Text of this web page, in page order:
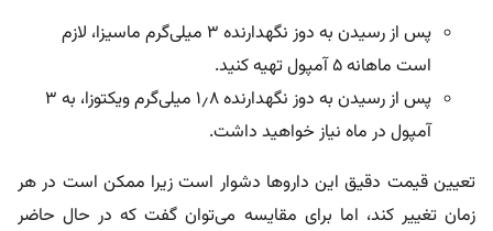
پس از رسیدن به دوز نگهدارنده ۳ میلی‌گرم ماسیزا، لازم
است ماهانه ۵ آمپول تهیه کنید.
پس از رسیدن به دوز نگهدارنده ۱٫۸ میلی‌گرم ویکتوزا، به ۳
آمپول در ماه نیاز خواهید داشت.
تعیین قیمت دقیق این داروها دشوار است زیرا ممکن است در هر
زمان تغییر کند، اما برای مقایسه می‌توان گفت که در حال حاضر